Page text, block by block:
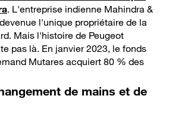
. L'entreprise indienne Mahindra &
l'unique propriétaire de la
Mais l'histoire de Peugeot
pas là. En janvier 2023, le fonds
Mutares acquiert 80 % des
de mains et de